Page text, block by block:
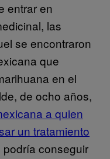
entrar en
las
se encontraron
que
en el
de ocho años,
a quien
un tratamiento
podría conseguir